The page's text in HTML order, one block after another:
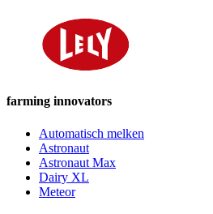
farming innovators
Automatisch melken
Astronaut
Astronaut Max
Dairy XL
Meteor